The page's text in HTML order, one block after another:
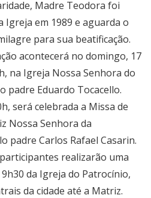
Madre Teodora foi
Igreja em 1989 e aguarda o
para sua beatificação.
acontecerá no domingo, 17
na Igreja Nossa Senhora do
padre Eduardo Tocacello.
será celebrada a Missa de
Nossa Senhora da
padre Carlos Rafael Casarin.
realizarão uma
da Igreja do Patrocínio,
da cidade até a Matriz.